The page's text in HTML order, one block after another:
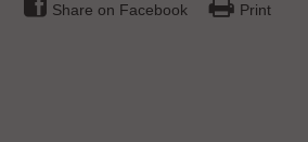
Share on Facebook Print